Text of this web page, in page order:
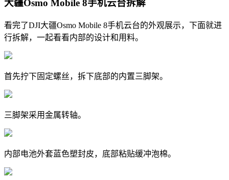
大疆Osmo Mobile 8手机云台拆解
看完了DJI大疆Osmo Mobile 8手机云台的外观展示，下面就进
行拆解，一起看看内部的设计和用料。
首先拧下固定螺丝，拆下底部的内置三脚架。
三脚架采用金属转轴。
内部电池外套蓝色塑封皮，底部粘贴缓冲泡棉。